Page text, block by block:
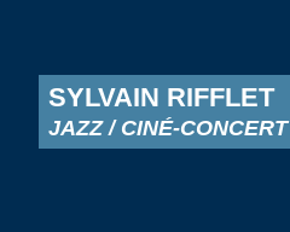
SYLVAIN RIFFLET
JAZZ / CINÉ-CONCERT